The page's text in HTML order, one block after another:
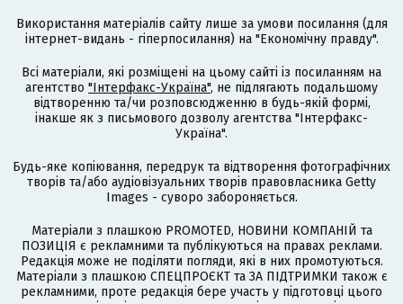
Використання матеріалів сайту лише за умови посилання (для
інтернет-видань - гіперпосилання) на "Економічну правду".
Всі матеріали, які розміщені на цьому сайті із посиланням на
агентство "Інтерфакс-Україна", не підлягають подальшому
відтворенню та/чи розповсюдженню в будь-якій формі,
інакше як з письмового дозволу агентства "Інтерфакс-
Україна".
Будь-яке копіювання, передрук та відтворення фотографічних
творів та/або аудіовізуальних творів правовласника Getty
Images - суворо забороняється.
Матеріали з плашкою PROMOTED, НОВИНИ КОМПАНІЙ та
ПОЗИЦІЯ є рекламними та публікуються на правах реклами.
Редакція може не поділяти погляди, які в них промотуються.
Матеріали з плашкою СПЕЦПРОЄКТ та ЗА ПІДТРИМКИ також є
рекламними, проте редакція бере участь у підготовці цього